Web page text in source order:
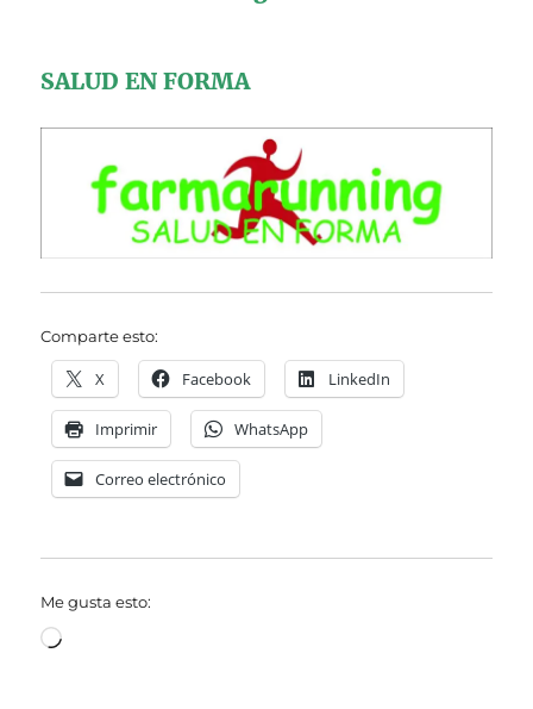
SALUD EN FORMA
Comparte esto:
X Facebook LinkedIn
Imprimir WhatsApp
Correo electrónico
Me gusta esto:
Cargando...